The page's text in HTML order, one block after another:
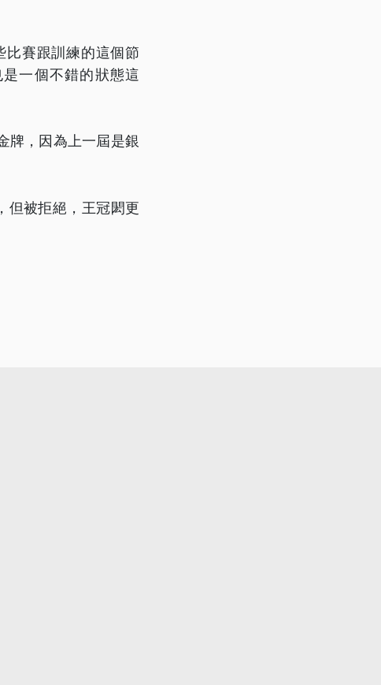
比賽跟訓練的這個節
一個不錯的狀態這
牌，因為上一屆是銀
但被拒絕，王冠閎更